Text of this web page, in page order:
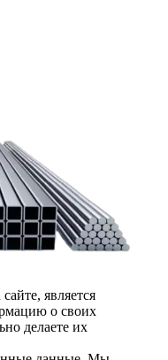
является
о своих
делаете их